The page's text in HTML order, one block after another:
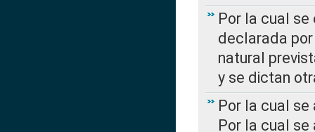
Por la cual
declarada
natural
y se dictan
Por la cual se
Por la cual